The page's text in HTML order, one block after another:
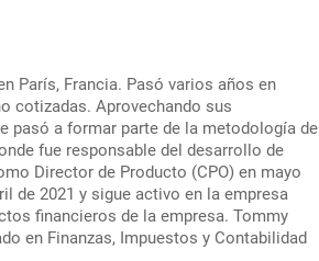
París, Francia. Pasó varios años en
cotizadas. Aprovechando sus
pasó a formar parte de la metodología de
fue responsable del desarrollo de
Director de Producto (CPO) en mayo
de 2021 y sigue activo en la empresa
financieros de la empresa. Tommy
en Finanzas, Impuestos y Contabilidad